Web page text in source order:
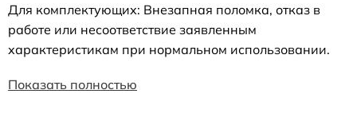
Для комплектующих: Внезапная поломка, отказ в
работе или несоответствие заявленным
характеристикам при нормальном использовании.
Показать полностью